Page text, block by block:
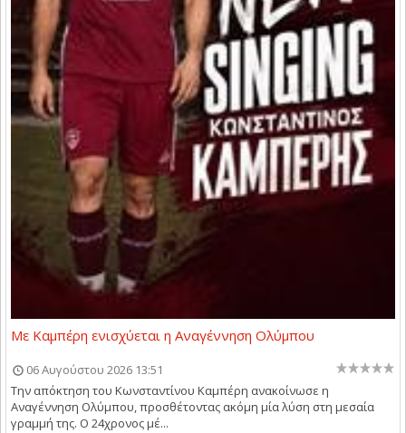
Με Καμπέρη ενισχύεται η Αναγέννηση Ολύμπου
06 Αυγούστου 2026 13:51
Την απόκτηση του Κωνσταντίνου Καμπέρη ανακοίνωσε η
Αναγέννηση Ολύμπου, προσθέτοντας ακόμη μία λύση στη μεσαία
γραμμή της. Ο 24χρονος μέ...